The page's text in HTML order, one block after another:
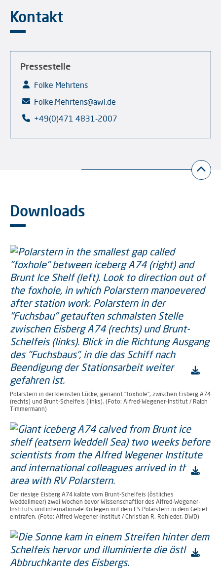
Kontakt
Pressestelle
Folke Mehrtens
Folke.Mehrtens@awi.de
+49(0)471 4831-2007
Downloads
Polarstern in der kleinsten Lücke, genannt "foxhole", zwischen Eisberg A74
(rechts) und Brunt-Schelfeis (links). (Foto: Alfred-Wegener-Institut / Ralph
Timmermann)
Der riesige Eisberg A74 kalbte vom Brunt-Schelfeis (östliches
Weddellmeer) zwei Wochen bevor Wissenschaftler des Alfred-Wegener-
Instituts und internationale Kollegen mit dem FS Polarstern in dem Gebiet
eintrafen. (Foto: Alfred-Wegener-Institut / Christian R. Rohleder, DWD)